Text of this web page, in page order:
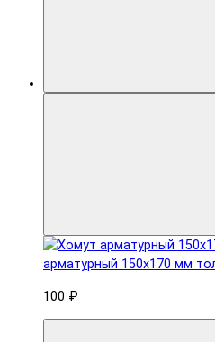
арматурный 150x170 мм
100 ₽